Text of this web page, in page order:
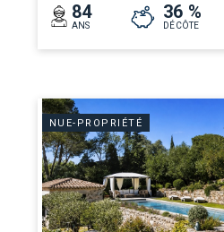
84
ANS
36 %
DÉCÔTE
NUE-PROPRIÉTÉ